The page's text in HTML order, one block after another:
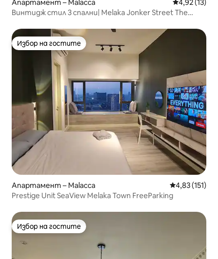
Апартамент – Malacca Средна
4,92 (13)
Винтидж стил 3 спални| Melaka Jonker Street The
Избор на гостите
Избор на гостите
Апартамент – Malacca Средна
4,83 (151)
Prestige Unit SeaView Melaka Town FreeParking
Избор на гостите
Избор на гостите